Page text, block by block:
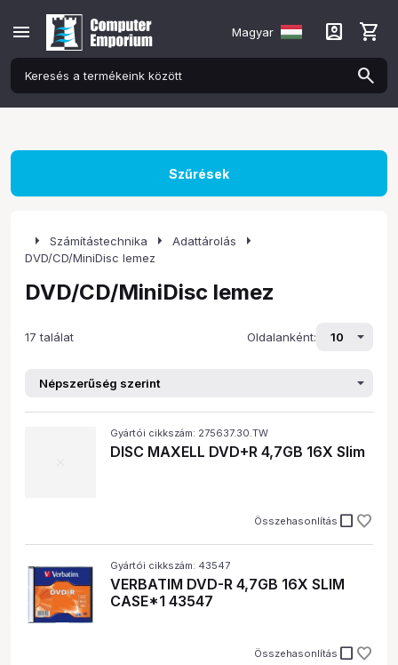
menu Magyar account_box shopping_cart
arrow_right Számítástechnika arrow_right Adattárolás arrow_right
DVD/CD/MiniDisc lemez
DVD/CD/MiniDisc lemez
17 találat Oldalanként:
Gyártói cikkszám: 275637.30.TW
DISC MAXELL DVD+R 4,7GB 16X Slim
Összehasonlítás check_box_outline_blank
Gyártói cikkszám: 43547
VERBATIM DVD-R 4,7GB 16X SLIM
CASE*1 43547
Összehasonlítás check_box_outline_blank
Szűrések